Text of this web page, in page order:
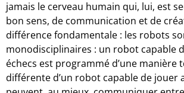
jamais le cerveau humain qui, lui, est
bon sens, de communication et de
différence fondamentale : les robots
monodisciplinaires : un robot capable
échecs est programmé d’une manière
différente d’un robot capable de jouer